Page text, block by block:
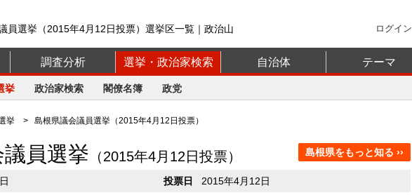
員選挙（2015年4月12日投票）選挙区一覧｜政治山 ログイン
調査分析 選挙・政治家検索 自治体 テーマ
挙 政治家検索 閣僚名簿 政党
挙 > 島根県議会議員選挙（2015年4月12日投票）
島根県をもっと知る ››
員選挙 （2015年4月12日投票）
投票日
2015年4月12日